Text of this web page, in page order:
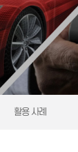
활용 사례